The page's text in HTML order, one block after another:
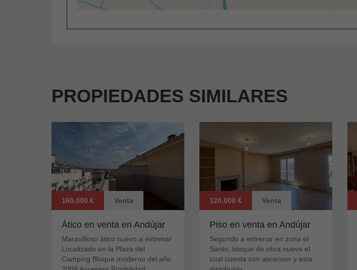
PROPIEDADES SIMILARES
160.000 € Venta
Ático en venta en Andújar
Maravilloso ático nuevo a estrenar
Localizado en la Plaza del
Camping Bloque moderno del año
120.000 € Venta
Piso en venta en Andújar
Segundo a estrenar en zona el
Santo, bloque de obra nueva el
cual cuenta con ascensor y esta